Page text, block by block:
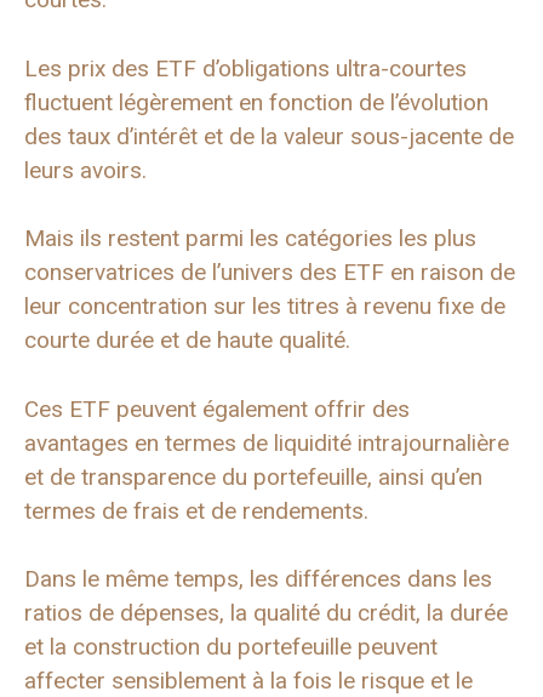
Les prix des ETF d’obligations ultra-courtes
fluctuent légèrement en fonction de l’évolution
des taux d’intérêt et de la valeur sous-jacente de
leurs avoirs.
Mais ils restent parmi les catégories les plus
conservatrices de l’univers des ETF en raison de
leur concentration sur les titres à revenu fixe de
courte durée et de haute qualité.
Ces ETF peuvent également offrir des
avantages en termes de liquidité intrajournalière
et de transparence du portefeuille, ainsi qu’en
termes de frais et de rendements.
Dans le même temps, les différences dans les
ratios de dépenses, la qualité du crédit, la durée
et la construction du portefeuille peuvent
affecter sensiblement à la fois le risque et le